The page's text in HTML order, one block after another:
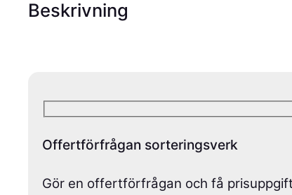
Beskrivning
Offertförfrågan sorteringsverk
Gör en offertförfrågan och få